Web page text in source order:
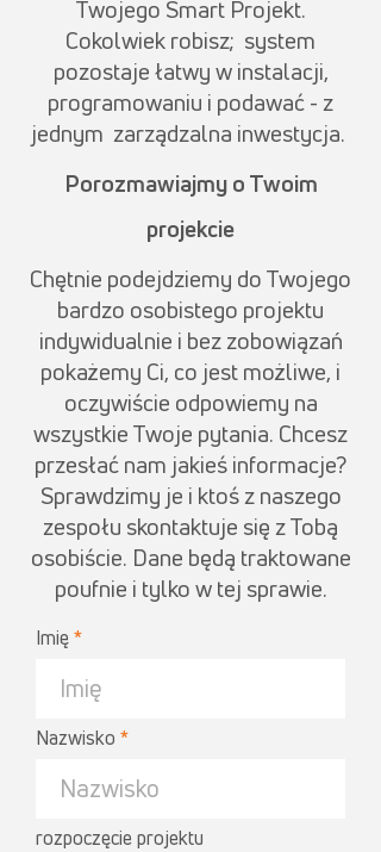
Twojego Smart Projekt.
Cokolwiek robisz; system
pozostaje łatwy w instalacji,
programowaniu i podawać - z
jednym zarządzalna inwestycja.
Porozmawiajmy o Twoim
projekcie
Chętnie podejdziemy do Twojego
bardzo osobistego projektu
indywidualnie i bez zobowiązań
pokażemy Ci, co jest możliwe, i
oczywiście odpowiemy na
wszystkie Twoje pytania. Chcesz
przesłać nam jakieś informacje?
Sprawdzimy je i ktoś z naszego
zespołu skontaktuje się z Tobą
osobiście. Dane będą traktowane
poufnie i tylko w tej sprawie.
Imię
Nazwisko
rozpoczęcie projektu